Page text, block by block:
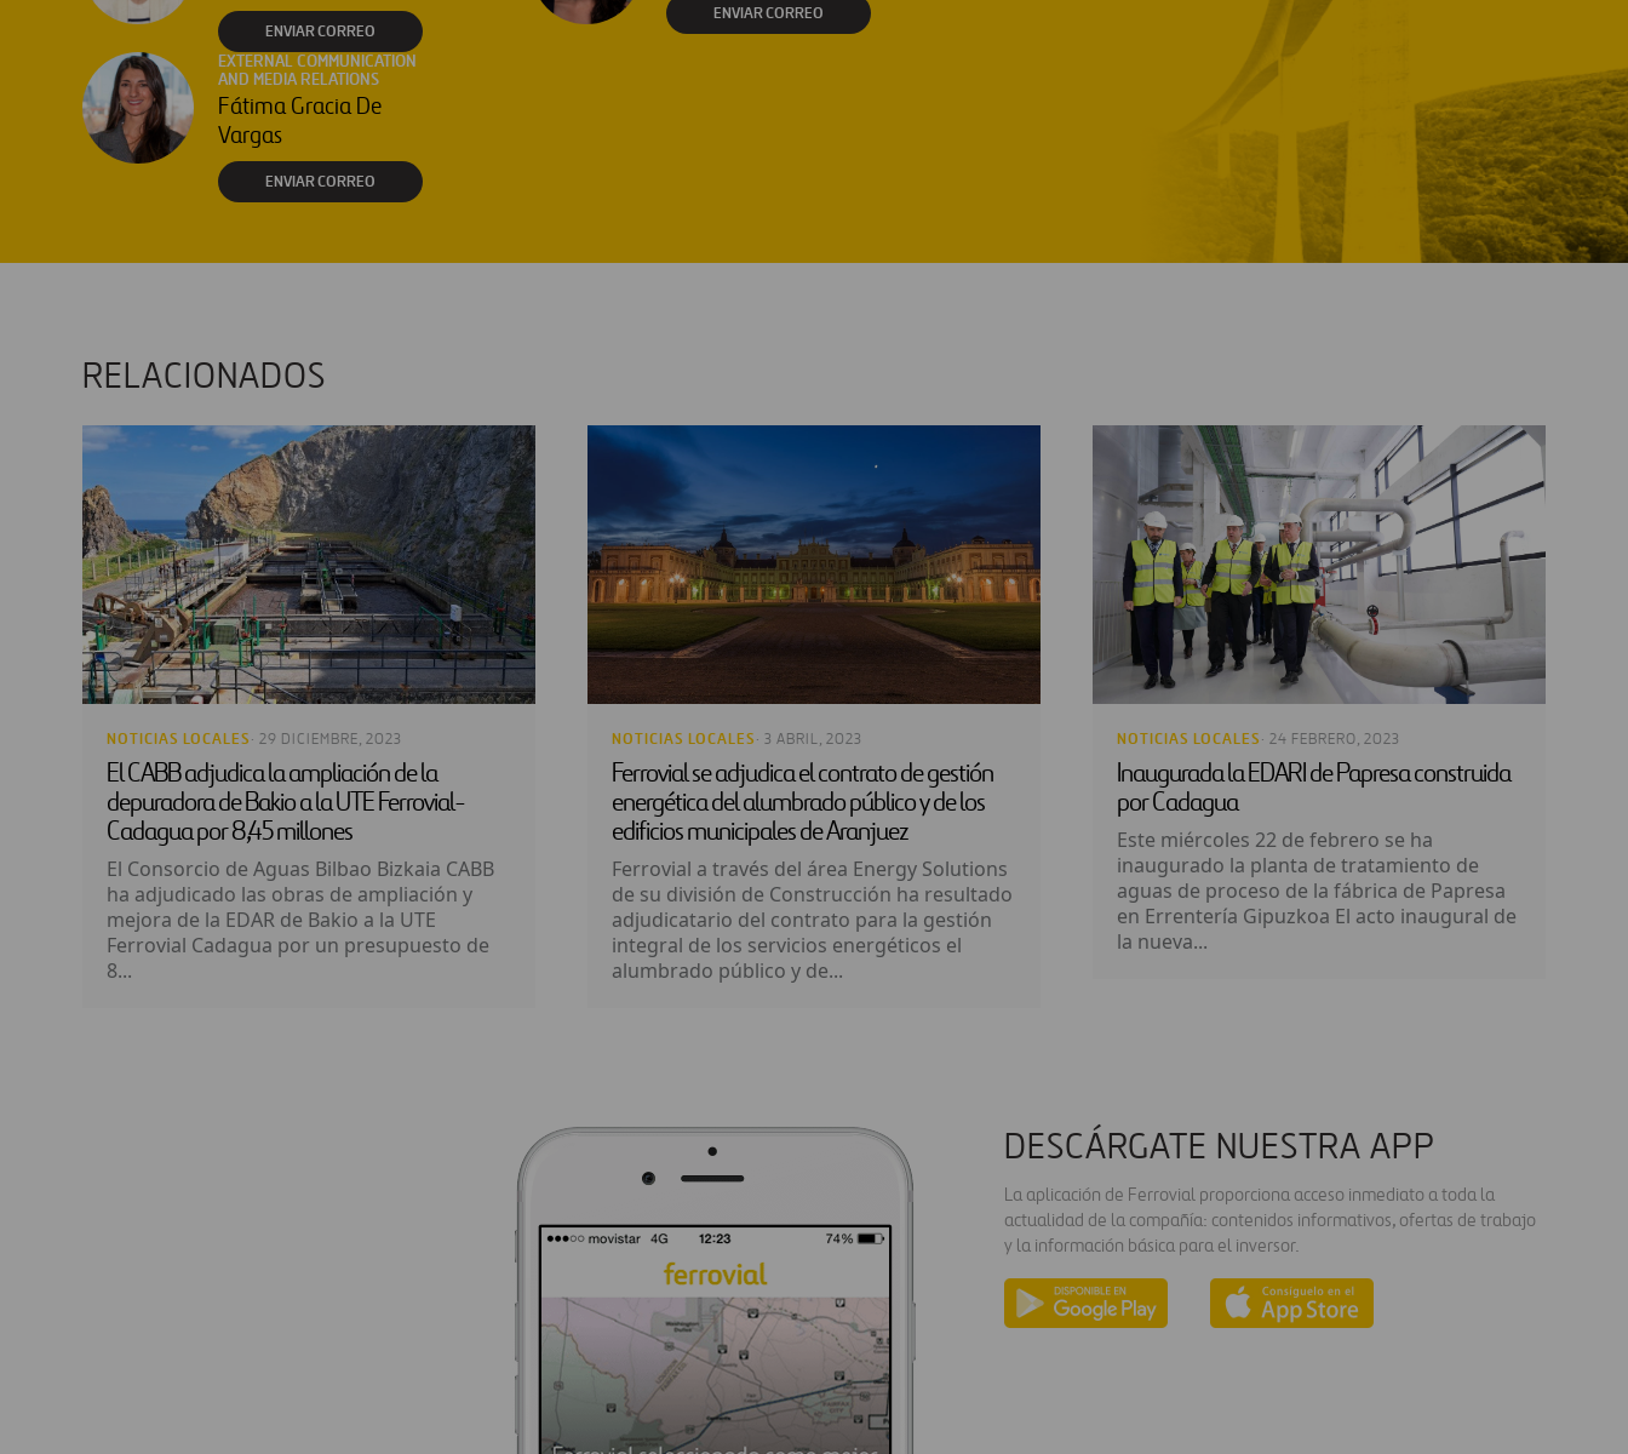
ENVIAR CORREO
ENVIAR CORREO
EXTERNAL COMMUNICATION
AND MEDIA RELATIONS
Fátima Gracia De
Vargas
ENVIAR CORREO
RELACIONADOS
NOTICIAS LOCALES · 29 DICIEMBRE, 2023
El CABB adjudica la ampliación de la
depuradora de Bakio a la UTE Ferrovial-
Cadagua por 8,45 millones
El Consorcio de Aguas Bilbao Bizkaia CABB
ha adjudicado las obras de ampliación y
mejora de la EDAR de Bakio a la UTE
Ferrovial Cadagua por un presupuesto de
8...
NOTICIAS LOCALES · 3 ABRIL, 2023
Ferrovial se adjudica el contrato de gestión
energética del alumbrado público y de los
edificios municipales de Aranjuez
Ferrovial a través del área Energy Solutions
de su división de Construcción ha resultado
adjudicatario del contrato para la gestión
integral de los servicios energéticos el
alumbrado público y de...
NOTICIAS LOCALES · 24 FEBRERO, 2023
Inaugurada la EDARI de Papresa construida
por Cadagua
Este miércoles 22 de febrero se ha
inaugurado la planta de tratamiento de
aguas de proceso de la fábrica de Papresa
en Errentería Gipuzkoa El acto inaugural de
la nueva...
DESCÁRGATE NUESTRA APP
La aplicación de Ferrovial proporciona acceso inmediato a toda la
actualidad de la compañía: contenidos informativos, ofertas de trabajo
y la información básica para el inversor.